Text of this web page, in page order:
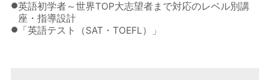
●英語初学者～世界TOP大志望者まで対応のレベル別講
座・指導設計
● 「英語テスト（SAT・TOEFL）」